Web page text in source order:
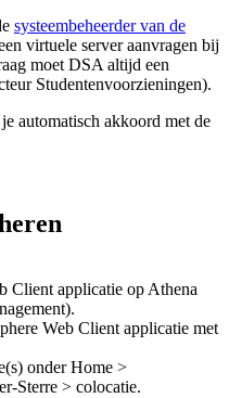
systeembeheerder van de
virtuele server aanvragen bij
moet DSA altijd een
Studentenvoorzieningen).
automatisch akkoord met de
Client applicatie op Athena
Web Client applicatie met
onder Home >
Sterre > colocatie.